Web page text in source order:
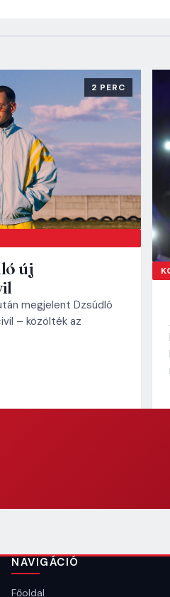
2 PERC
új
megjelent Dzsúdló
– közölték az
NAVIGÁCIÓ
Főoldal